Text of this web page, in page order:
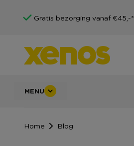
Gratis bezorging vanaf €45,-*
MENU
Home Blog